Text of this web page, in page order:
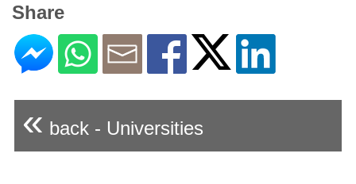
Share
« back - Universities